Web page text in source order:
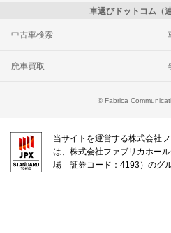
車選びドットコム（
中古車検索
廃車買取
© Fabrica
当サイトを運営する株式会社
は、株式会社ファブリカホー
場 証券コード：4193）のグル